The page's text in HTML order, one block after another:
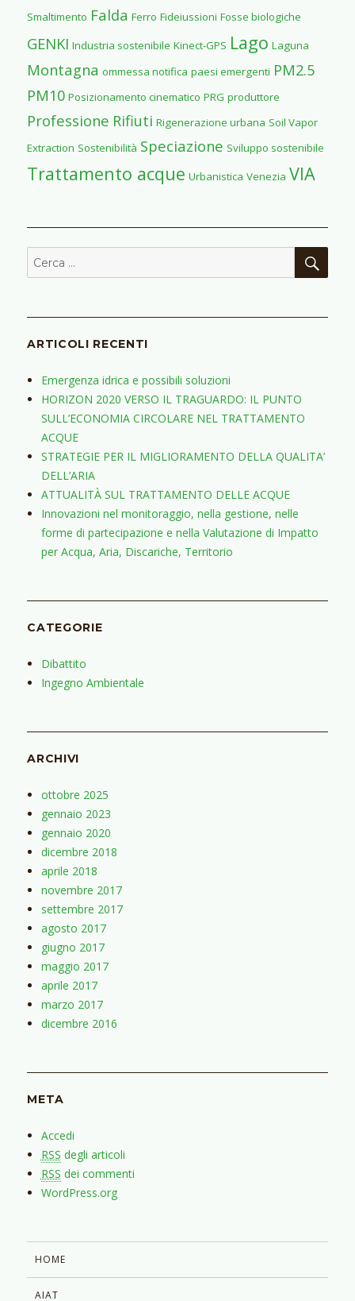
Smaltimento Falda Ferro Fideiussioni Fosse biologiche
GENKI Industria sostenibile Kinect-GPS Lago Laguna
Montagna ommessa notifica paesi emergenti PM2.5
PM10 Posizionamento cinematico PRG produttore
Professione Rifiuti Rigenerazione urbana Soil Vapor
Extraction Sostenibilità Speciazione Sviluppo sostenibile
Trattamento acque Urbanistica Venezia VIA
Cerca:
ARTICOLI RECENTI
Emergenza idrica e possibili soluzioni
HORIZON 2020 VERSO IL TRAGUARDO: IL PUNTO
SULL’ECONOMIA CIRCOLARE NEL TRATTAMENTO
ACQUE
STRATEGIE PER IL MIGLIORAMENTO DELLA QUALITA’
DELL’ARIA
ATTUALITÀ SUL TRATTAMENTO DELLE ACQUE
Innovazioni nel monitoraggio, nella gestione, nelle
forme di partecipazione e nella Valutazione di Impatto
per Acqua, Aria, Discariche, Territorio
CATEGORIE
Dibattito
Ingegno Ambientale
ARCHIVI
ottobre 2025
gennaio 2023
gennaio 2020
dicembre 2018
aprile 2018
novembre 2017
settembre 2017
agosto 2017
giugno 2017
maggio 2017
aprile 2017
marzo 2017
dicembre 2016
META
Accedi
RSS degli articoli
RSS dei commenti
WordPress.org
HOME
AIAT